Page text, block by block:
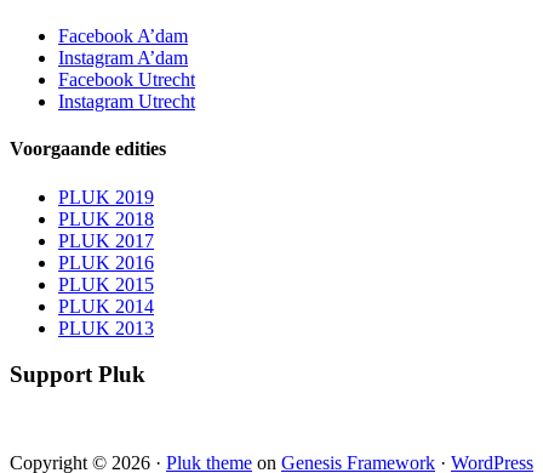
Facebook A’dam
Instagram A’dam
Facebook Utrecht
Instagram Utrecht
Voorgaande edities
PLUK 2019
PLUK 2018
PLUK 2017
PLUK 2016
PLUK 2015
PLUK 2014
PLUK 2013
Support Pluk
Copyright © 2026 · Pluk theme on Genesis Framework · WordPress